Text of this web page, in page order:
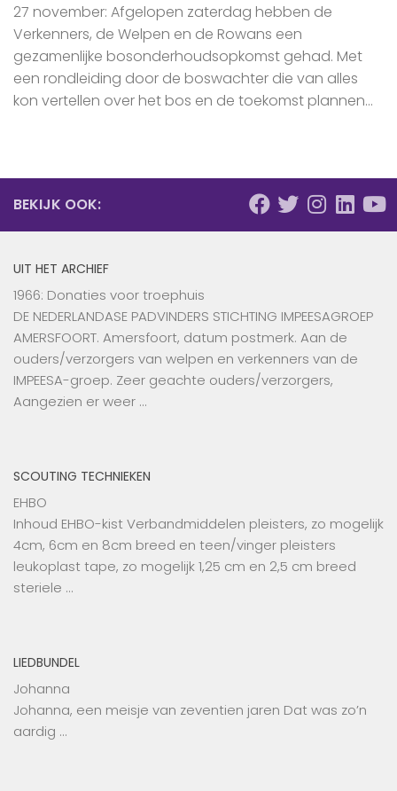
27 november: Afgelopen zaterdag hebben de
Verkenners, de Welpen en de Rowans een
gezamenlijke bosonderhoudsopkomst gehad. Met
een rondleiding door de boswachter die van alles
kon vertellen over het bos en de toekomst plannen...
BEKIJK OOK:
UIT HET ARCHIEF
1966: Donaties voor troephuis
DE NEDERLANDASE PADVINDERS STICHTING IMPEESAGROEP
AMERSFOORT. Amersfoort, datum postmerk. Aan de
ouders/verzorgers van welpen en verkenners van de
IMPEESA-groep. Zeer geachte ouders/verzorgers,
Aangezien er weer …
SCOUTING TECHNIEKEN
EHBO
Inhoud EHBO-kist Verbandmiddelen pleisters, zo mogelijk
4cm, 6cm en 8cm breed en teen/vinger pleisters
leukoplast tape, zo mogelijk 1,25 cm en 2,5 cm breed
steriele …
LIEDBUNDEL
Johanna
Johanna, een meisje van zeventien jaren Dat was zo’n
aardig …